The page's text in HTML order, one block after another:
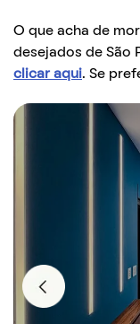
O que acha de
desejados de São
clicar aqui. Se